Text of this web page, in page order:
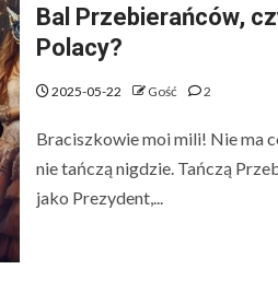
Bal Przebierańców,
Polacy?
2025-05-22 Gość 2
Braciszkowie moi mili! Nie ma
nie tańczą nigdzie. Tańczą
jako Prezydent,...